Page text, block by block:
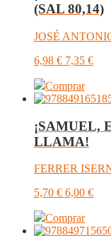
(SAL 80,14)
JOSÉ
6,98 € 7,35 €
Comprar
¡SAMUEL,
LLAMA!
FERRER
5,70 € 6,00 €
Comprar